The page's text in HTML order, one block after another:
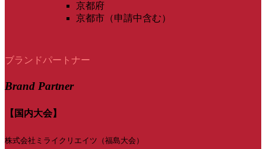
京都府
京都市（申請中含む）
ブランドパートナー
Brand Partner
【国内大会】
株式会社ミライクリエイツ（福島大会）